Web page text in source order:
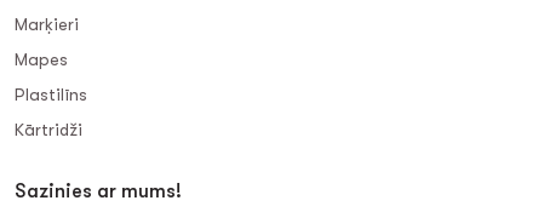
Marķieri
Mapes
Plastilīns
Kārtridži
Sazinies ar mums!